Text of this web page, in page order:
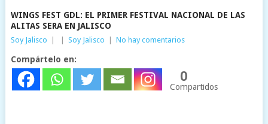
WINGS FEST GDL: EL PRIMER FESTIVAL NACIONAL DE LAS
ALITAS SERA EN JALISCO
Soy Jalisco Soy Jalisco No hay comentarios
Compártelo en:
0
Compartidos